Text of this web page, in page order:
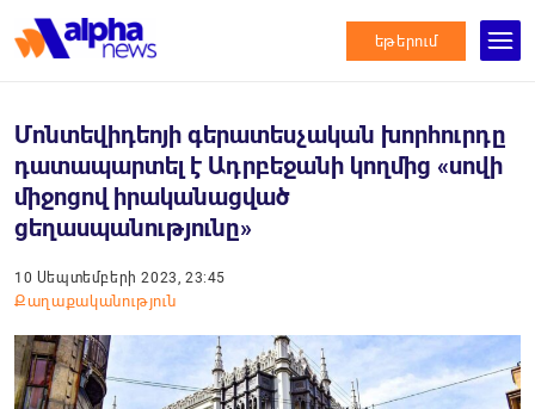
եթերում
Մոնտեվիդեոյի գերատեսչական խորհուրդը
դատապարտել է Ադրբեջանի կողմից «սովի
միջոցով իրականացված
ցեղասպանությունը»
10 Սեպտեմբերի 2023, 23:45
Քաղաքականություն